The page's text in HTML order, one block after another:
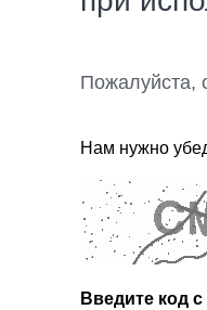
Пожалуйста,
Нам нужно
Введите код с